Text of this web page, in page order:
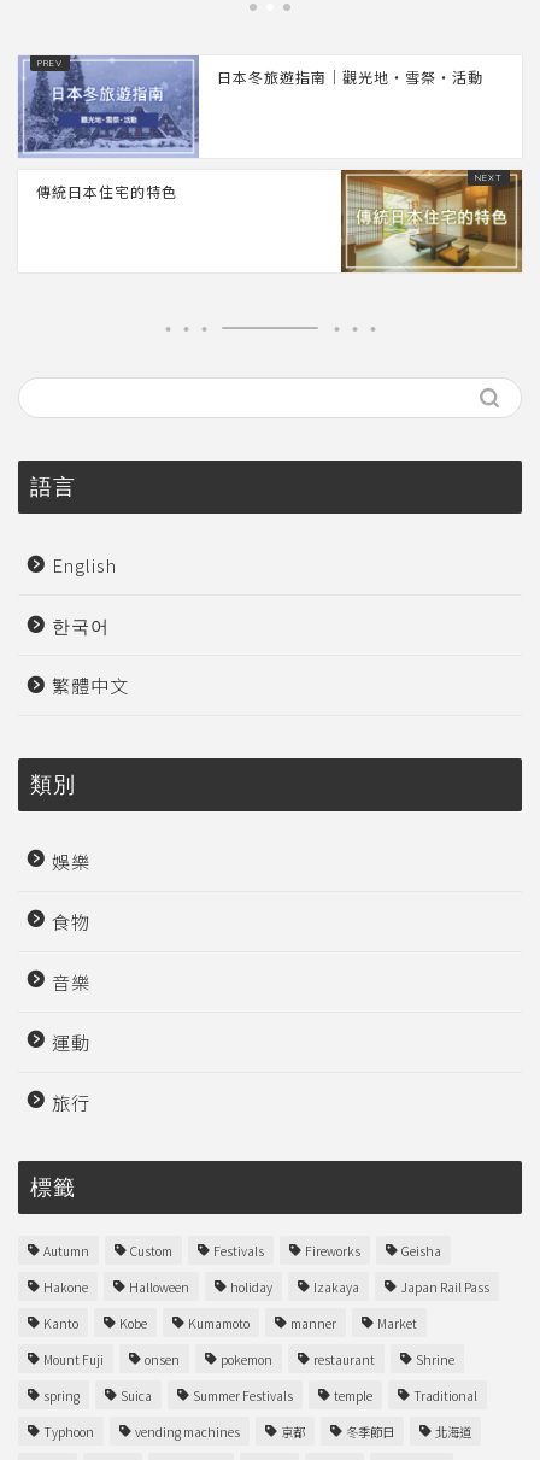
日本冬旅遊指南｜觀光地・雪祭・活動
傳統日本住宅的特色
語言
English
한국어
繁體中文
類別
娛樂
食物
音樂
運動
旅行
標籤
Autumn Custom Festivals Fireworks
Geisha
Hakone
Halloween holiday Izakaya
Japan Rail Pass
Kanto
Kobe Kumamoto manner
Market
Mount Fuji
onsen pokemon restaurant
Shrine
spring
Suica Summer Festivals temple
Traditional
Typhoon
vending machines 京都 冬季節日
北海道